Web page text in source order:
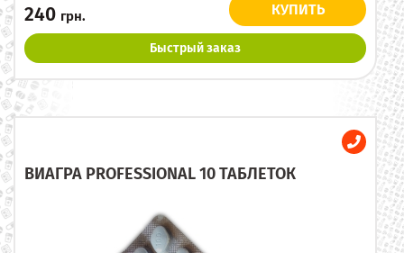
240 грн. КУПИТЬ
Быстрый заказ
ВИАГРА PROFESSIONAL 10 ТАБЛЕТОК